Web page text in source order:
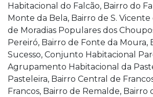
Habitacional do Falcão, Bairro do
Monte da Bela, Bairro de S.
de Moradias Populares dos
Pereiró, Bairro de Fonte da Moura,
Sucesso, Conjunto Habitacional
Agrupamento Habitacional da
Pasteleira, Bairro Central de
Francos, Bairro de Remalde, Bairro